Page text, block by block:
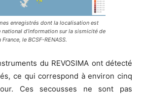
enregistrés dont la localisation est
d’information sur la sismicité de
France, le BCSF-RENASS.
du REVOSIMA ont détecté
ce qui correspond à environ cinq
Ces secousses ne sont pas